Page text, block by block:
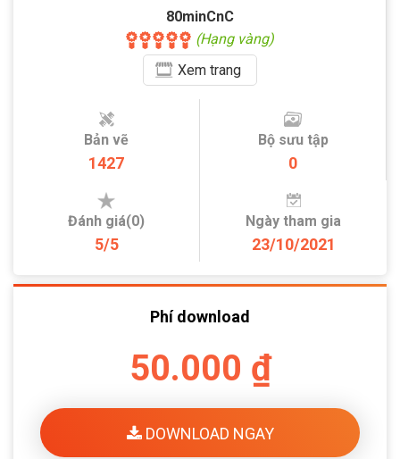
80minCnC
(Hạng vàng)
Xemtrang
Bản vẽ
1427
Bộ sưu tập
0
Đánh giá(0)
5/5
Ngày tham gia
23/10/2021
Phí download
50.000 ₫
DOWNLOAD NGAY